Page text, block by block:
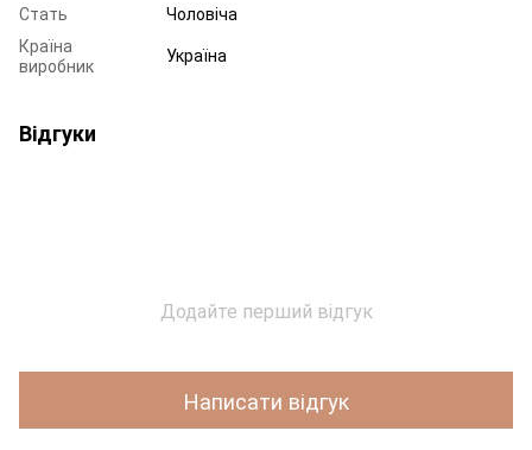
Стать
Чоловіча
Країна
виробник
Україна
Відгуки
Додайте перший відгук
Написати відгук